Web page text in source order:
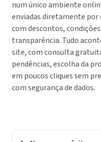
num único ambiente
enviadas diretamente por
com descontos,
transparência. Tudo
site, com consulta
pendências, escolha da
em poucos cliques sem
com segurança de dados.